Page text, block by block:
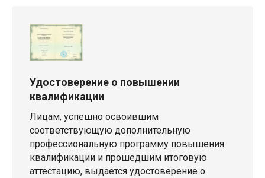
Удостоверение о повышении
квалификации
Лицам, успешно освоившим
соответствующую дополнительную
профессиональную программу повышения
квалификации и прошедшим итоговую
аттестацию, выдается удостоверение о